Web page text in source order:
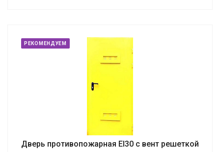
РЕКОМЕНДУЕМ
Дверь противопожарная EI30 с вент решеткой